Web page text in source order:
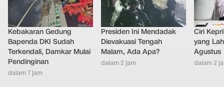
Kebakaran Gedung
Bapenda DKI Sudah
Terkendali, Damkar Mulai
Pendinginan
dalam 7 jam
Presiden Ini Mendadak
Dievakuasi Tengah
Malam, Ada Apa?
dalam 2 jam
Ciri
yang
Agustus
dalam 2